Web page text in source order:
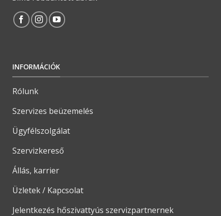
INFORMÁCIÓK
Rólunk
Szervizes beüzemelés
Ügyfélszolgálat
Szervizkereső
Állás, karrier
Üzletek / Kapcsolat
Jelentkezés hőszivattyús szervizpartnernek